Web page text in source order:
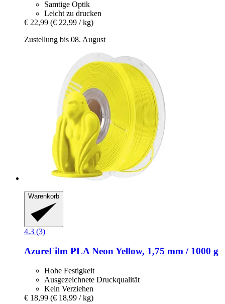
Samtige Optik
Leicht zu drucken
€ 22,99 (€ 22,99 / kg)
Zustellung bis 08. August
Warenkorb
4.3 (3)
AzureFilm PLA Neon Yellow, 1,75 mm / 1000 g
Hohe Festigkeit
Ausgezeichnete Druckqualität
Kein Verziehen
€ 18,99 (€ 18,99 / kg)